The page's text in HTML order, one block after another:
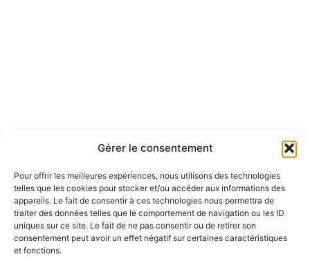
Gérer le consentement
Pour offrir les meilleures expériences, nous utilisons des technologies
telles que les cookies pour stocker et/ou accéder aux informations des
appareils. Le fait de consentir à ces technologies nous permettra de
traiter des données telles que le comportement de navigation ou les ID
uniques sur ce site. Le fait de ne pas consentir ou de retirer son
consentement peut avoir un effet négatif sur certaines caractéristiques
et fonctions.